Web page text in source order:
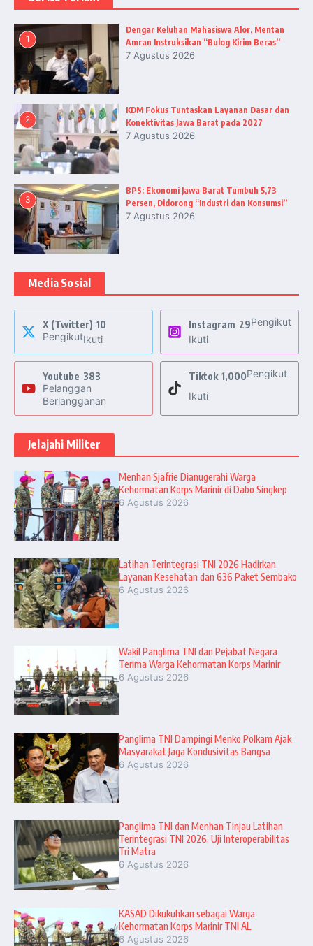
1
Dengar Keluhan Mahasiswa Alor, Mentan
Amran Instruksikan “Bulog Kirim Beras”
7 Agustus 2026
2
KDM Fokus Tuntaskan Layanan Dasar dan
Konektivitas Jawa Barat pada 2027
7 Agustus 2026
3
BPS: Ekonomi Jawa Barat Tumbuh 5,73
Persen, Didorong “Industri dan Konsumsi”
7 Agustus 2026
Media Sosial
X (Twitter) 10
PengikutIkuti
Instagram 29Pengikut
Ikuti
Youtube 383
Pelanggan
Berlangganan
Tiktok 1,000Pengikut
Ikuti
Jelajahi Militer
Menhan Sjafrie Dianugerahi Warga
Kehormatan Korps Marinir di Dabo Singkep
6 Agustus 2026
Latihan Terintegrasi TNI 2026 Hadirkan
Layanan Kesehatan dan 636 Paket Sembako
6 Agustus 2026
Wakil Panglima TNI dan Pejabat Negara
Terima Warga Kehormatan Korps Marinir
6 Agustus 2026
Panglima TNI Dampingi Menko Polkam Ajak
Masyarakat Jaga Kondusivitas Bangsa
6 Agustus 2026
Panglima TNI dan Menhan Tinjau Latihan
Terintegrasi TNI 2026, Uji Interoperabilitas
Tri Matra
6 Agustus 2026
KASAD Dikukuhkan sebagai Warga
Kehormatan Korps Marinir TNI AL
6 Agustus 2026